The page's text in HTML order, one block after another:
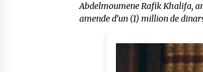
Abdelmoumene Rafik Khalifa,
amende d’un (1) million de